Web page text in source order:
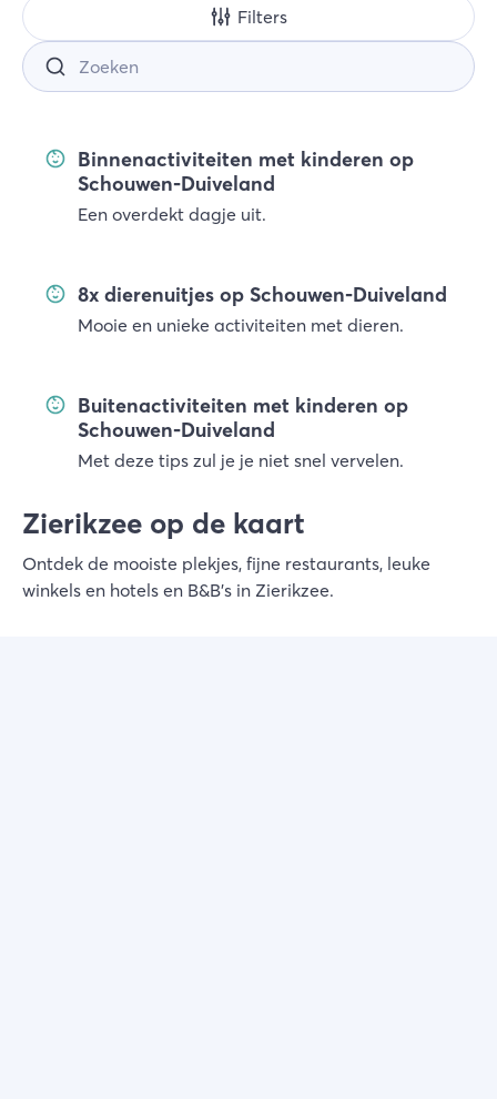
Filters
Binnenactiviteiten met kinderen op
Schouwen-Duiveland
Een overdekt dagje uit.
8x dierenuitjes op Schouwen-Duiveland
Mooie en unieke activiteiten met dieren.
Buitenactiviteiten met kinderen op
Schouwen-Duiveland
Met deze tips zul je je niet snel vervelen.
Zierikzee op de kaart
Ontdek de mooiste plekjes, fijne restaurants, leuke
winkels en hotels en B&B's in Zierikzee.